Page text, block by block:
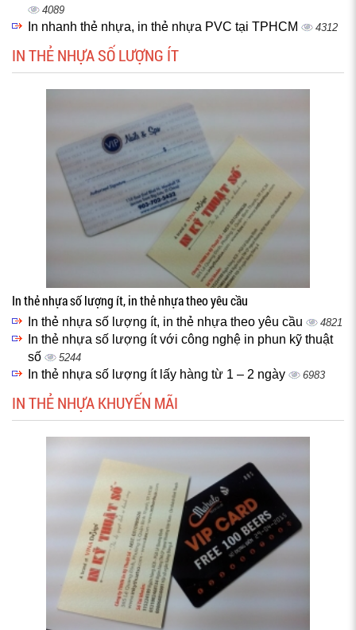
4089
In nhanh thẻ nhựa, in thẻ nhựa PVC tại TPHCM 4312
IN THẺ NHỰA SỐ LƯỢNG ÍT
In thẻ nhựa số lượng ít, in thẻ nhựa theo yêu cầu
In thẻ nhựa số lượng ít, in thẻ nhựa theo yêu cầu 4821
In thẻ nhựa số lượng ít với công nghệ in phun kỹ thuật
số
5244
In thẻ nhựa số lượng ít lấy hàng từ 1 – 2 ngày 6983
IN THẺ NHỰA KHUYẾN MÃI